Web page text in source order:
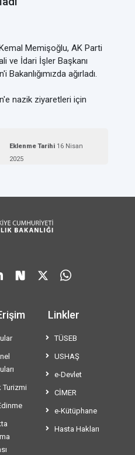
Memişoğlu, AK Parti
ve İdari İşler Başkanı
Bakanlığımızda ağırladı.
nazik ziyaretleri için
Eklenme Tarihi 16 Nisan
2025
Turizmi
Linkler
TÜSEB
USHAŞ
e-Devlet
CİMER
e-Kütüphane
Hasta Hakları